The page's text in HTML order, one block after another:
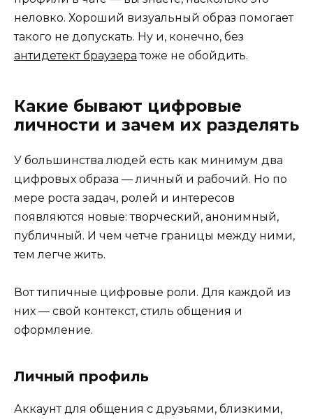
неловко. Хороший визуальный образ помогает
такого не допускать. Ну и, конечно, без
антидетект браузера тоже не обойдить.
Какие бывают цифровые
личности и зачем их разделять
У большинства людей есть как минимум два
цифровых образа — личный и рабочий. Но по
мере роста задач, ролей и интересов
появляются новые: творческий, анонимный,
публичный. И чем четче границы между ними,
тем легче жить.
Вот типичные цифровые роли. Для каждой из
них — свой контекст, стиль общения и
оформление.
Личный профиль
Аккаунт для общения с друзьями, близкими,